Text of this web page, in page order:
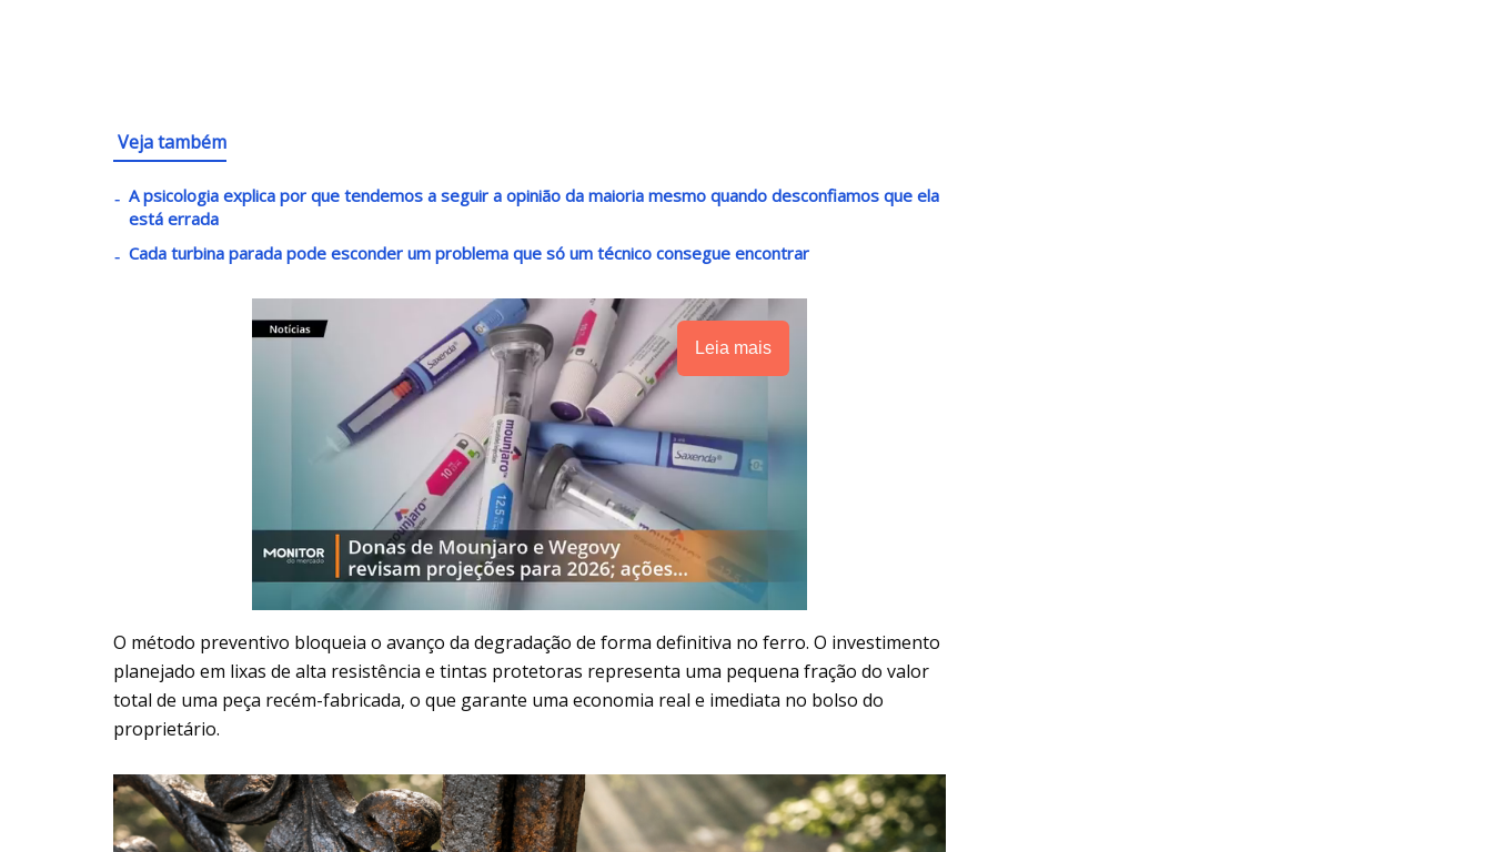
Veja também
A psicologia explica por que tendemos a seguir a opinião da maioria mesmo quando desconfiamos que ela
está errada
Cada turbina parada pode esconder um problema que só um técnico consegue encontrar
Leia mais
O método preventivo bloqueia o avanço da degradação de forma definitiva no ferro. O investimento
planejado em lixas de alta resistência e tintas protetoras representa uma pequena fração do valor
total de uma peça recém-fabricada, o que garante uma economia real e imediata no bolso do
proprietário.